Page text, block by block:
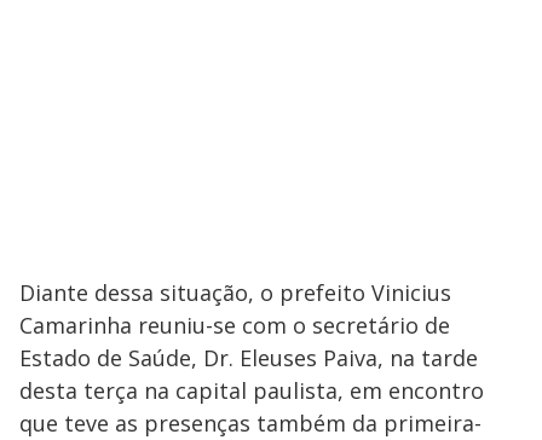
Diante dessa situação, o prefeito Vinicius
Camarinha reuniu-se com o secretário de
Estado de Saúde, Dr. Eleuses Paiva, na tarde
desta terça na capital paulista, em encontro
que teve as presenças também da primeira-